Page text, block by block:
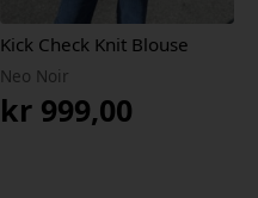
Kick Check Knit Blouse
Neo Noir
kr999,00